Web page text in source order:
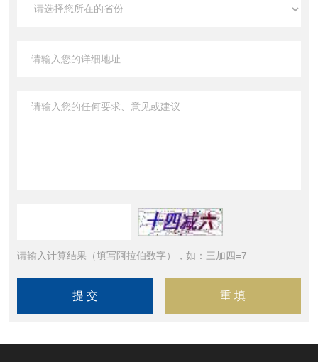
请输入计算结果（填写阿拉伯数字），如：三加四=7